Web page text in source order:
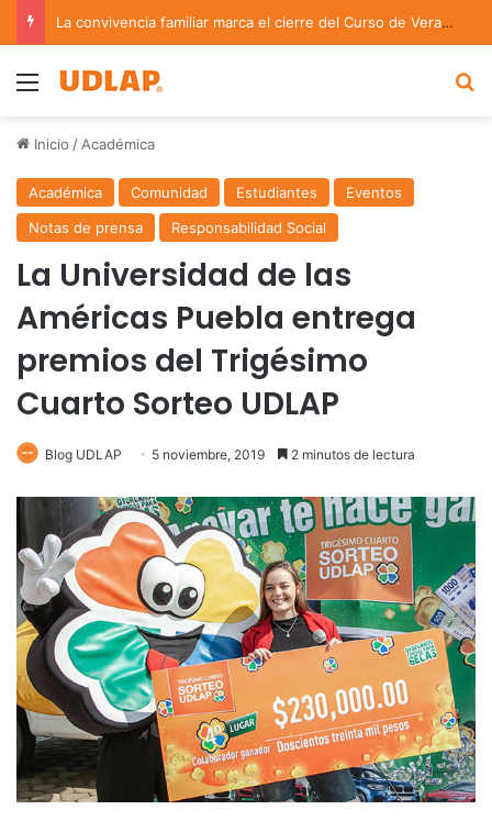
La convivencia familiar marca el cierre del Curso de Verano de Escuelas Aztecas
Menu
Inicio / Académica
Académica Comunidad Estudiantes
Eventos
Notas de prensa
Responsabilidad Social
La Universidad de las
Américas Puebla entrega
premios del Trigésimo
Cuarto Sorteo UDLAP
Blog UDLAP 5 noviembre, 2019 2 minutos de lectura